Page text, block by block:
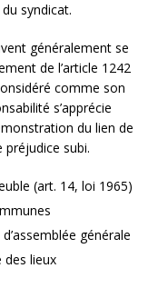
syndicat.
généralement se
de l’article 1242
comme son
s’apprécie
du lien de
subi.
(art. 14, loi 1965)
générale
des lieux